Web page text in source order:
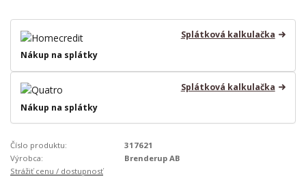
Splátková kalkulačka
Nákup na splátky
Splátková kalkulačka
Nákup na splátky
Číslo produktu:
317621
Výrobca:
Brenderup AB
Strážiť cenu / dostupnosť